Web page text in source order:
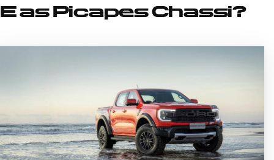
E as Picapes Chassi?